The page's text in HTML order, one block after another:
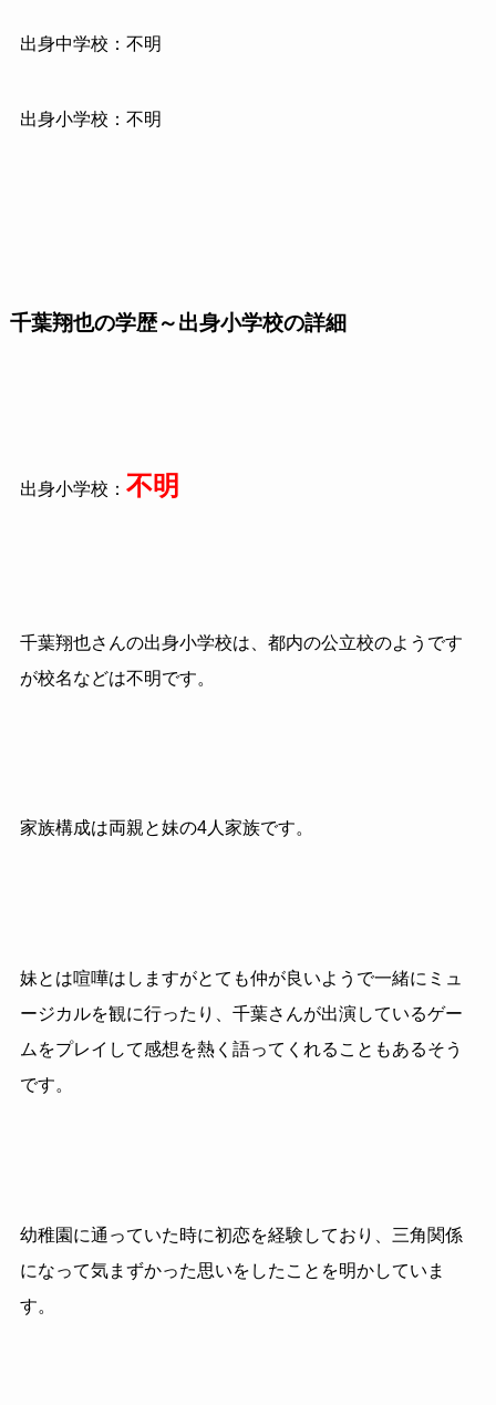
出身中学校：不明
出身小学校：不明
千葉翔也の学歴～出身小学校の詳細
出身小学校： 不明
千葉翔也さんの出身小学校は、都内の公立校のようです
が校名などは不明です。
家族構成は両親と妹の4人家族です。
妹とは喧嘩はしますがとても仲が良いようで一緒にミュ
ージカルを観に行ったり、千葉さんが出演しているゲー
ムをプレイして感想を熱く語ってくれることもあるそう
です。
幼稚園に通っていた時に初恋を経験しており、三角関係
になって気まずかった思いをしたことを明かしていま
す。